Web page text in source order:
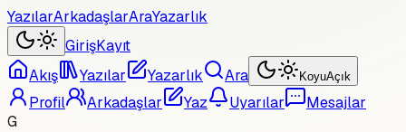
YazılarArkadaşlarAraYazarlık
GirişKayıt
Akış
Yazılar Yazarlık Ara KoyuAçık
Profil Arkadaşlar Yaz Uyarılar
Mesajlar
G